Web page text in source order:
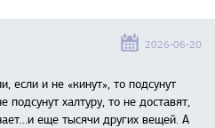
2026-06-20
если и не «кинут», то подсунут
подсунут халтуру, то не доставят,
еще тысячи других вещей. А